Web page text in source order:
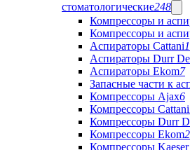
стоматологические248
Компрессоры и
Компрессоры и
Аспираторы Cattani
Аспираторы Durr
Аспираторы Ekom7
Запасные части к
Компрессоры Ajax6
Компрессоры Cattani
Компрессоры Durr
Компрессоры Ekom
Компрессоры Kaeser